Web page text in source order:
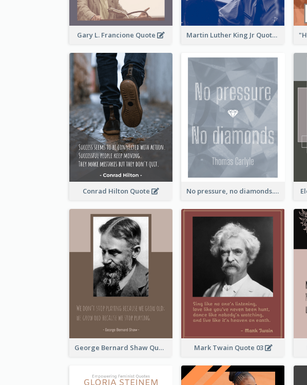
Gary L. Francione Quote Martin Luther King Jr Quote
Conrad Hilton Quote No pressure, no diamonds. - Thomas Carlyle
George Bernard Shaw Quote 02 Mark Twain Quote 03